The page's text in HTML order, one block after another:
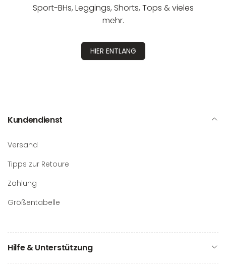
Sport-BHs, Leggings, Shorts, Tops & vieles
mehr.
HIER ENTLANG
Kundendienst
Versand
Tipps zur Retoure
Zahlung
Größentabelle
Hilfe & Unterstützung